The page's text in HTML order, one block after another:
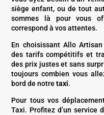
siège enfant, ou de tout
sommes là pour vous
correspond à vos attentes.
En choisissant Allo
des tarifs compétitifs et
des prix justes et sans
toujours combien vous
bord de notretaxi.
Pour tous vos
Taxi. Profitez d’un service